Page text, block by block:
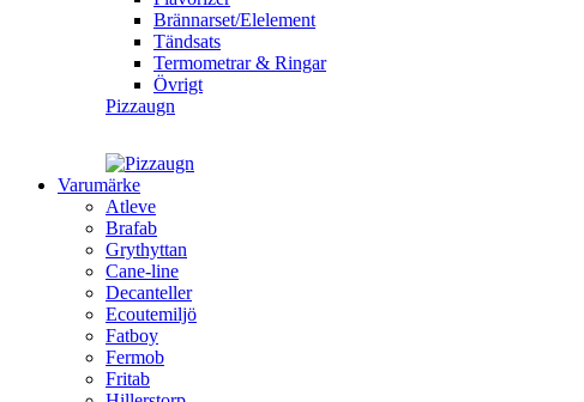
Brännarset/Elelement
Tändsats
Termometrar & Ringar
Övrigt
Pizzaugn
Varumärke
Atleve
Brafab
Grythyttan
Cane-line
Decanteller
Ecoutemiljö
Fatboy
Fermob
Fritab